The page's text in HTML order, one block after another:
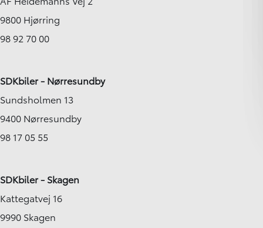
9800 Hjørring
98 92 70 00
SDKbiler - Nørresundby
Sundsholmen 13
9400 Nørresundby
98 17 05 55
SDKbiler - Skagen
Kattegatvej 16
9990 Skagen